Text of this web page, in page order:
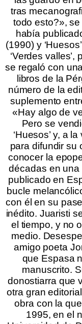
tras
todo esto?»,
había
(1990) y
‘Verdes
se regaló con
libros de la
número de la
suplemento
«Hay algo de
Pero se
‘Huesos’ y, a
para difundir su
conocer la
décadas en una
publicado en
bucle
con él en su
inédito. Juaristi
el tiempo, y no
medio.
amigo poeta
que Espasa
manuscrito.
donostiarra que
otra gran
obra con la
1995, en el